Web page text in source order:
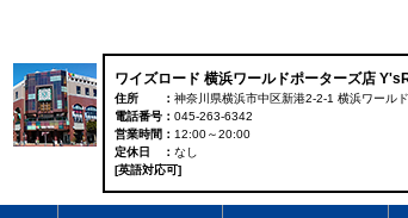
ワイズロード 横浜ワールドポーターズ店
住所
神奈川県横浜市中区新港2-2-1 横浜ワール
電話番号
045-263-6342
営業時間
12:00～20:00
定休日
なし
[英語対応可]